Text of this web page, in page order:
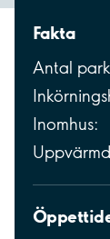
Fakta
Antal
Inomhus: